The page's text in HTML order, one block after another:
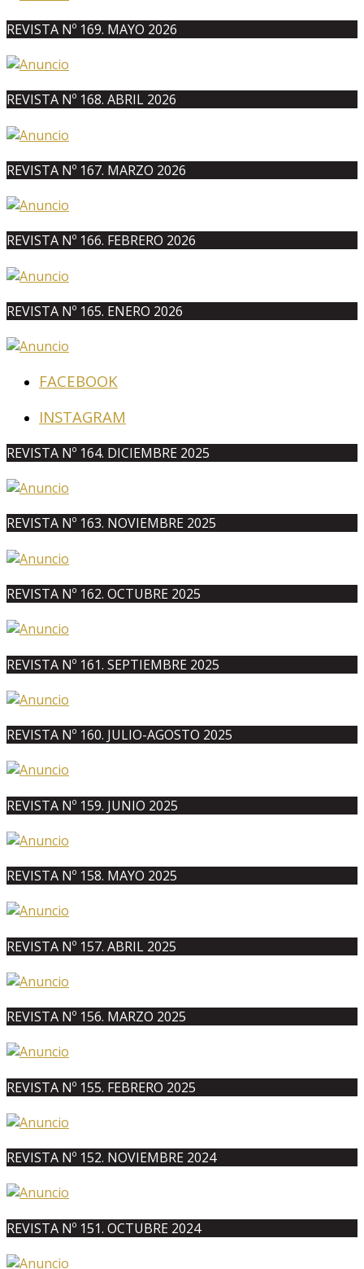
REVISTA Nº 169. MAYO 2026
REVISTA Nº 168. ABRIL 2026
REVISTA Nº 167. MARZO 2026
REVISTA Nº 166. FEBRERO 2026
REVISTA Nº 165. ENERO 2026
FACEBOOK
INSTAGRAM
REVISTA Nº 164. DICIEMBRE 2025
REVISTA Nº 163. NOVIEMBRE 2025
REVISTA Nº 162. OCTUBRE 2025
REVISTA Nº 161. SEPTIEMBRE 2025
REVISTA Nº 160. JULIO-AGOSTO 2025
REVISTA Nº 159. JUNIO 2025
REVISTA Nº 158. MAYO 2025
REVISTA Nº 157. ABRIL 2025
REVISTA Nº 156. MARZO 2025
REVISTA Nº 155. FEBRERO 2025
REVISTA Nº 152. NOVIEMBRE 2024
REVISTA Nº 151. OCTUBRE 2024